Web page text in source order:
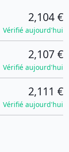
2,104 €
Vérifié aujourd'hui
2,107 €
Vérifié aujourd'hui
2,111 €
Vérifié aujourd'hui